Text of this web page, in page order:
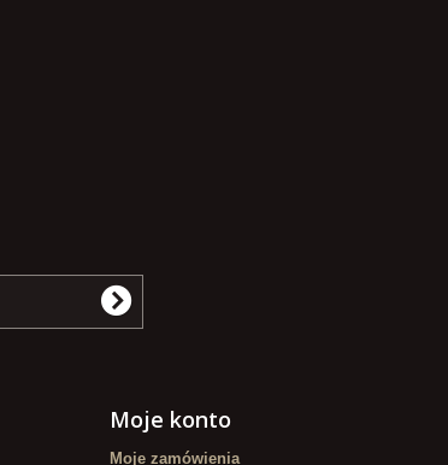
Moje konto
Moje zamówienia